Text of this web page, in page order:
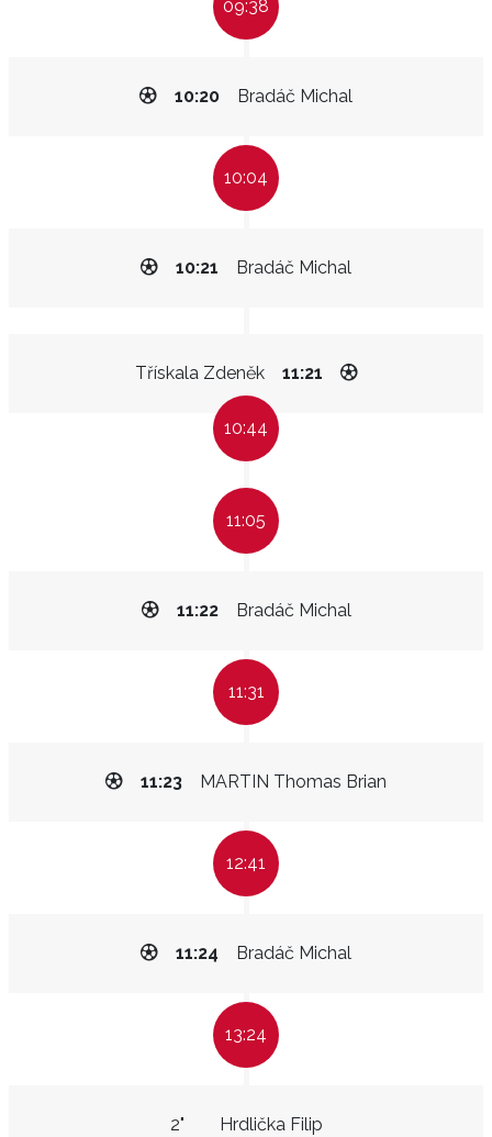
09:38
Bradáč Michal
10:20
10:04
Bradáč Michal
10:21
Třískala Zdeněk 11:21
10:44
11:05
Bradáč Michal
11:22
11:31
MARTIN Thomas Brian
11:23
12:41
Bradáč Michal
11:24
13:24
Hrdlička Filip
2"